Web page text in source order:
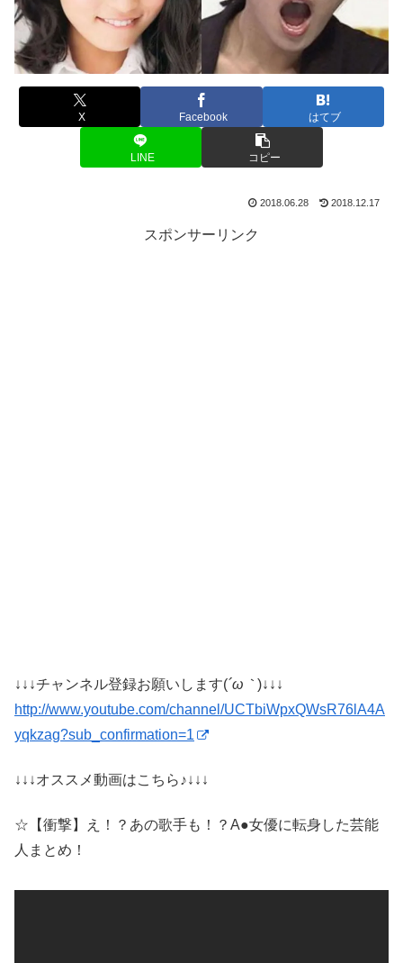
X Facebook はてブ
LINE コピー
2018.06.28 2018.12.17
スポンサーリンク
↓↓↓チャンネル登録お願いします(´ω｀ )↓↓↓
http://www.youtube.com/channel/UCTbiWpxQWsR76lA4A
yqkzag?sub_confirmation=1
↓↓↓オススメ動画はこちら♪↓↓↓
☆【衝撃】え！？あの歌手も！？A●女優に転身した芸能
人まとめ！